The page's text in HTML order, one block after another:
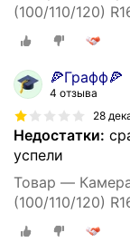
(100/110/120)
🍕Графф🍕
4 отзыва
28
Недостатки:
успели
Товар —
(100/110/120)